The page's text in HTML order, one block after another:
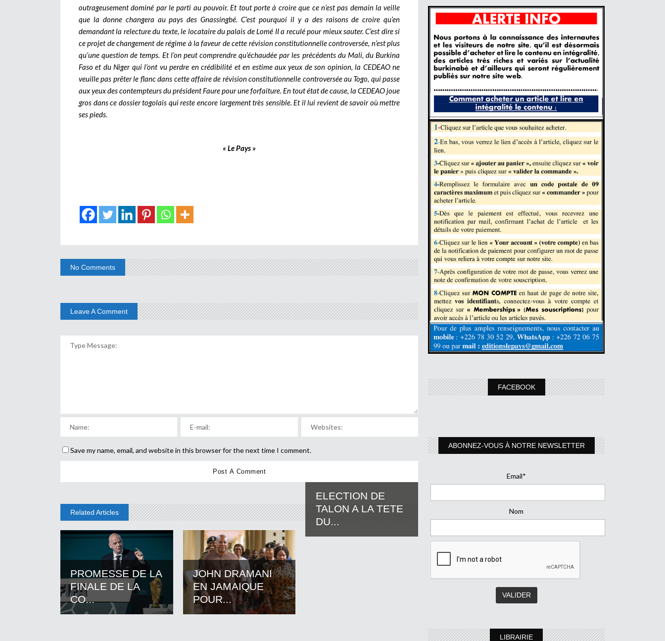
outrageusement dominé par le parti au pouvoir. Et tout porte à croire que ce n’est pas demain la veille
que la donne changera au pays des Gnassingbé. C’est pourquoi il y a des raisons de croire qu’en
demandant la relecture du texte, le locataire du palais de Lomé II a reculé pour mieux sauter. C’est dire si
ce projet de changement de régime à la faveur de cette révision constitutionnelle controversée, n’est plus
qu’une question de temps. Et l’on peut comprendre qu’échaudée par les précédents du Mali, du Burkina
Faso et du Niger qui l’ont vu perdre en crédibilité et en estime aux yeux de son opinion, la CEDEAO ne
veuille pas prêter le flanc dans cette affaire de révision constitutionnelle controversée au Togo, qui passe
aux yeux des contempteurs du président Faure pour une forfaiture. En tout état de cause, la CEDEAO joue
gros dans ce dossier togolais qui reste encore largement très sensible. Et il lui revient de savoir où mettre
ses pieds.
« Le Pays »
No Comments
Leave A Comment
Save my name, email, and website in this browser for the next time I comment.
Related Articles
PROMESSE DE LA
FINALE DE LA
CO...
JOHN DRAMANI
EN JAMAIQUE
POUR...
ELECTION DE
TALON A LA TETE
DU...
FACEBOOK
ABONNEZ-VOUS À NOTRE NEWSLETTER
Email*
Nom
LIBRAIRIE